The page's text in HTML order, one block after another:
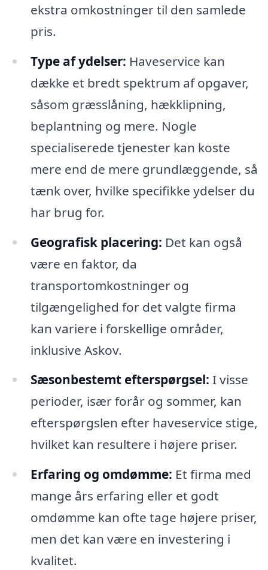
ekstra omkostninger til den samlede
pris.
Type af ydelser: Haveservice kan
dække et bredt spektrum af opgaver,
såsom græsslåning, hækklipning,
beplantning og mere. Nogle
specialiserede tjenester kan koste
mere end de mere grundlæggende, så
tænk over, hvilke specifikke ydelser du
har brug for.
Geografisk placering: Det kan også
være en faktor, da
transportomkostninger og
tilgængelighed for det valgte firma
kan variere i forskellige områder,
inklusive Askov.
Sæsonbestemt efterspørgsel: I visse
perioder, især forår og sommer, kan
efterspørgslen efter haveservice stige,
hvilket kan resultere i højere priser.
Erfaring og omdømme: Et firma med
mange års erfaring eller et godt
omdømme kan ofte tage højere priser,
men det kan være en investering i
kvalitet.